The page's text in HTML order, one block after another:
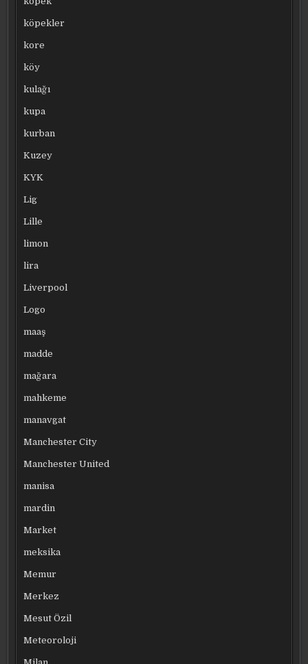
köpekler
kore
köy
kulağı
kupa
kurban
Kuzey
KYK
Lig
Lille
limon
lira
Liverpool
Logo
maaş
madde
mağara
mahkeme
manavgat
Manchester City
Manchester United
manisa
mardin
Market
meksika
Memur
Merkez
Mesut Özil
Meteoroloji